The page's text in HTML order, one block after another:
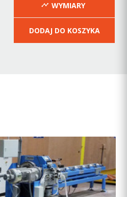
WYMIARY
DODAJ DO KOSZYKA